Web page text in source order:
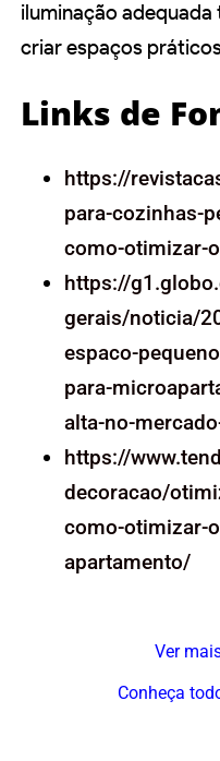
iluminação
criar espaços
Links de
https://
para-cozinhas-
como-otimizar-
https://
gerais/noticia/
espaco-
para-
alta-no-
https://
decoracao/
como-otimizar-
apartamento/
Ver
Conheça